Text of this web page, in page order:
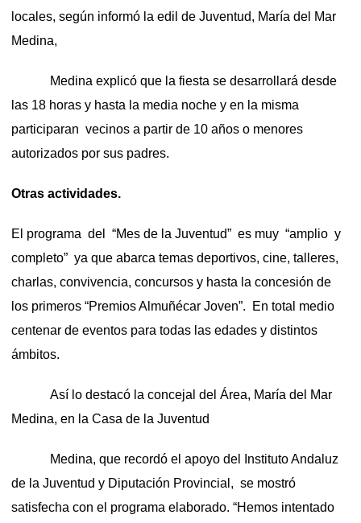
locales, según informó la edil de Juventud, María del Mar
Medina,
Medina explicó que la fiesta se desarrollará desde
las 18 horas y hasta la media noche y en la misma
participaran vecinos a partir de 10 años o menores
autorizados por sus padres.
Otras actividades.
El programa del “Mes de la Juventud” es muy “amplio y
completo” ya que abarca temas deportivos, cine, talleres,
charlas, convivencia, concursos y hasta la concesión de
los primeros “Premios Almuñécar Joven”. En total medio
centenar de eventos para todas las edades y distintos
ámbitos.
Así lo destacó la concejal del Área, María del Mar
Medina, en la Casa de la Juventud
Medina, que recordó el apoyo del Instituto Andaluz
de la Juventud y Diputación Provincial, se mostró
satisfecha con el programa elaborado. “Hemos intentado